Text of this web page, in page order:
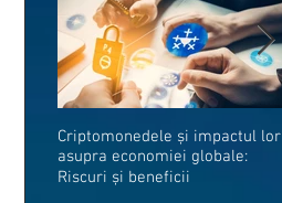
Criptomonedele și impactul lor
asupra economiei globale:
Riscuri și beneficii